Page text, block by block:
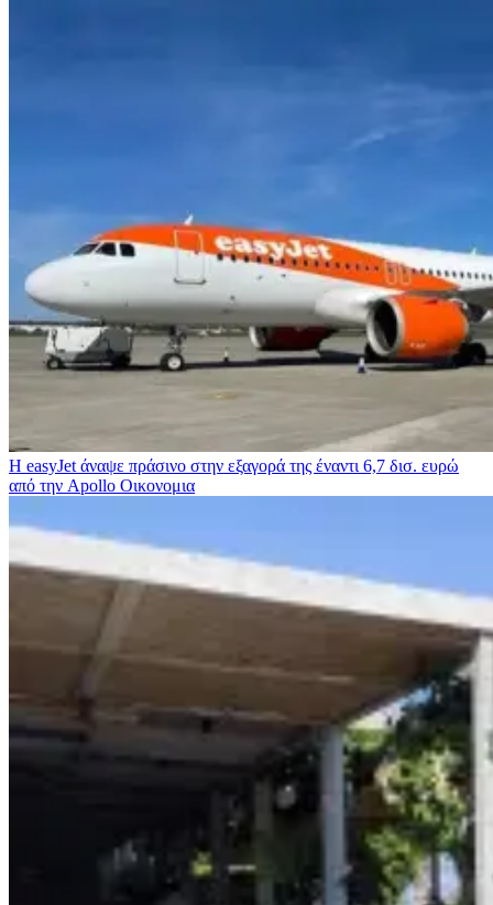
Η easyJet άναψε πράσινο στην εξαγορά της έναντι 6,7 δισ. ευρώ
από την Apollo Οικονομια